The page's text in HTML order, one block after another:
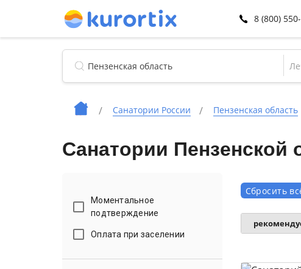
8 (800)
Санатории России Пензенская область
Санатории Пензенской
Моментальное
подтверждение
Оплата при заселении
Сбросить